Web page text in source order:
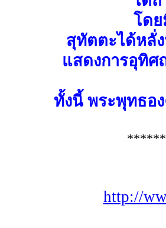
โดย
สุทัตตะได้หลั่
แสดงการอุทิศ
ทั้งนี้ พระพุทธอ
http://